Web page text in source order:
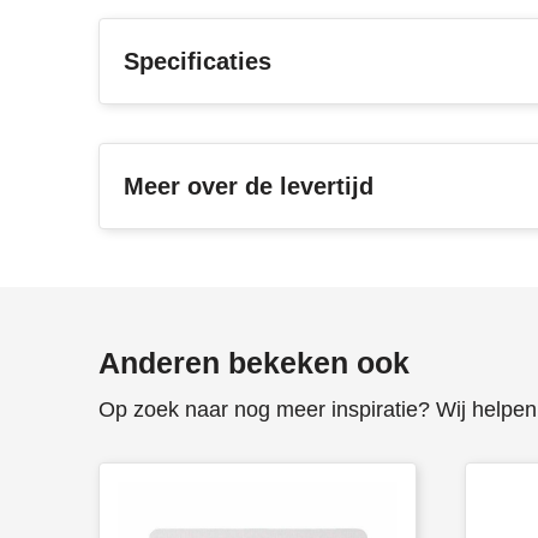
Specificaties
Meer over de levertijd
Anderen bekeken ook
Op zoek naar nog meer inspiratie? Wij